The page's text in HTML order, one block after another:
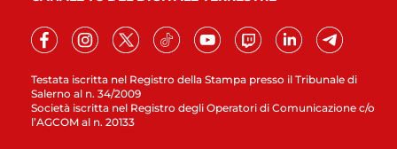
Testata iscritta nel Registro della Stampa presso il Tribunale di
Salerno al n. 34/2009
Società iscritta nel Registro degli Operatori di Comunicazione c/o
l’AGCOM al n. 20133